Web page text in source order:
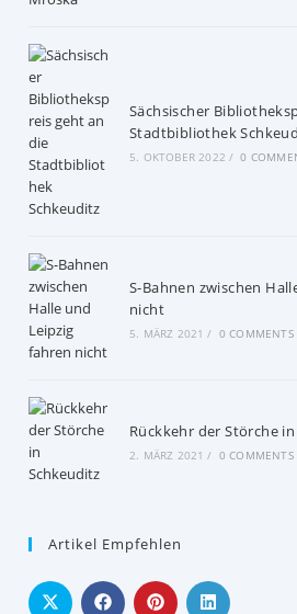
Sächsischer
Stadtbibliothek
5. OKTOBER 2022 / 0
S-Bahnen zwischen
nicht
5. MÄRZ 2021 / 0 COMMENTS
Rückkehr der Störche
2. MÄRZ 2021 / 0 COMMENTS
Artikel Empfehlen